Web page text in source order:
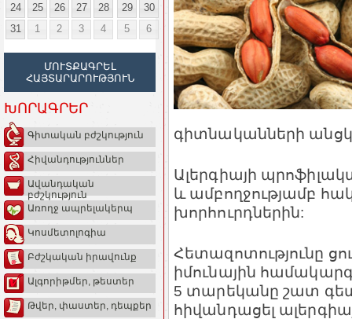
24
25 26 27 28 29
30
31
1 2 3 4 5 6
ՄՈՒՏՔԱԳՐԵԼ
ՀԱՅՏԱՐԱՐՈՒԹՅՈՒՆ
ԽՈՐԱԳՐԵՐ
Գիտական բժշկություն
Հիվանդություններ
Ավանդական
բժշկություն
Առողջ ապրելակերպ
Կոսմետոլոգիա
Բժշկական իրավունք
Ալգորիթմեր, թեստեր
Թվեր, փաստեր, դեպքեր
գիտնականների
Ալերգիայի
և ամբողջությամբ
խորհուրդներին:
Հետազոտությունը
իմունային
5 տարեկանը շատ
հիվանդացել